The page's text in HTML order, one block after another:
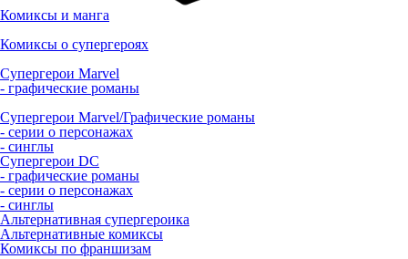
Комиксы и манга
Комиксы о супергероях
Супергерои Marvel
- графические романы
Супергерои Marvel/Графические романы
- серии о персонажах
- синглы
Супергерои DC
- графические романы
- серии о персонажах
- синглы
Альтернативная супергероика
Альтернативные комиксы
Комиксы по франшизам